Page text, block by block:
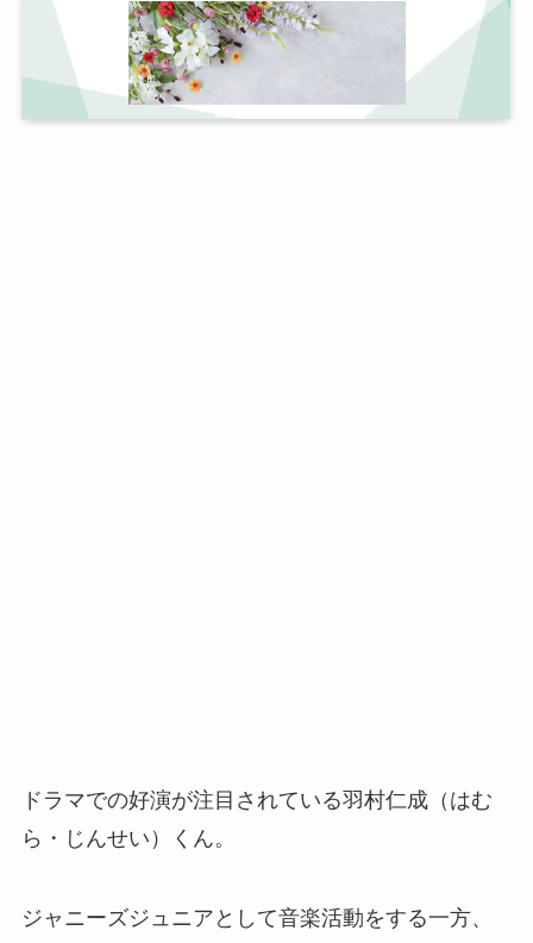
ドラマでの好演が注目されている羽村仁成（はむ
ら・じんせい）くん。
ジャニーズジュニアとして音楽活動をする一方、